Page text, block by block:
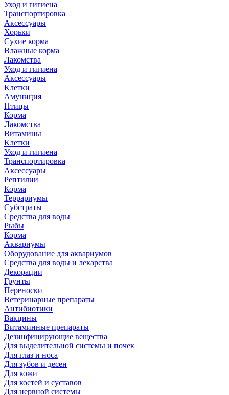
Уход и гигиена
Транспортировка
Аксессуары
Хорьки
Сухие корма
Влажные корма
Лакомства
Уход и гигиена
Аксессуары
Клетки
Амуниция
Птицы
Корма
Лакомства
Витамины
Клетки
Уход и гигиена
Транспортировка
Аксессуары
Рептилии
Корма
Террариумы
Субстраты
Средства для воды
Рыбы
Корма
Аквариумы
Оборудование для аквариумов
Средства для воды и лекарства
Декорации
Грунты
Переноски
Ветеринарные препараты
Антибиотики
Вакцины
Витаминные препараты
Дезинфицирующие вещества
Для выделительной системы и почек
Для глаз и носа
Для зубов и десен
Для кожи
Для костей и суставов
Для нервной системы